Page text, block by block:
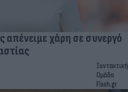
απένειμε χάρη σε συνεργό
Συντακτική
Ομάδα
Flash.gr